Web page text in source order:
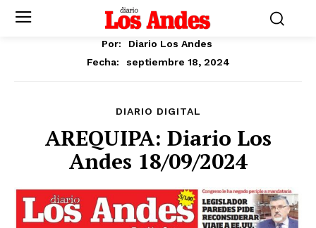
Por:
Diario Los Andes
Fecha:
septiembre 18, 2024
DIARIO DIGITAL
AREQUIPA: Diario Los
Andes 18/09/2024